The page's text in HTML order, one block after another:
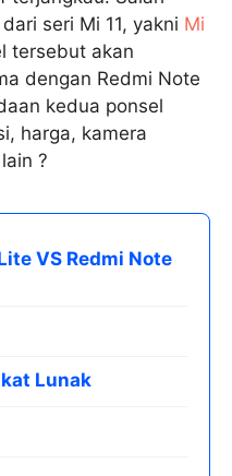
seri Mi 11, yakni Mi
tersebut akan
dengan Redmi Note
kedua ponsel
harga, kamera
?
VS Redmi Note
Lunak